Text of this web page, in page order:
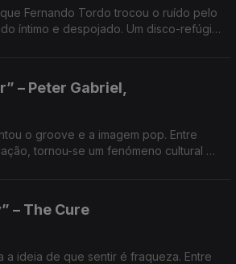
Fernando Tordo trocou o ruído pelo
íntimo e despojado. Um disco-refúgio
– Peter Gabriel,
o groove e a imagem pop. Entre
tornou-se um fenómeno cultural —
– The Cure
a ideia de que sentir é fraqueza. Entre